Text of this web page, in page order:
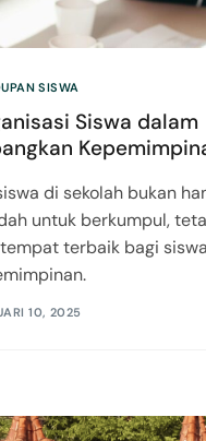
SISWA
Siswa dalam
di sekolah bukan
untuk berkumpul,
terbaik bagi
10, 2025